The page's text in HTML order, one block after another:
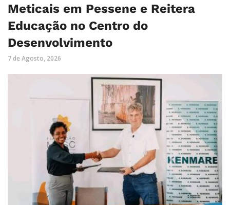
Meticais em Pessene e Reitera
Educação no Centro do
Desenvolvimento
7 de Agosto, 2026